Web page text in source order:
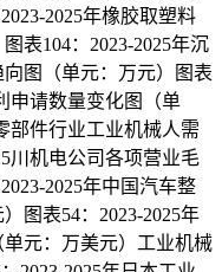
2025年橡胶取塑料
表104：2023-2025年沉
图（单元：万元）图表
申请数量变化图（单
部件行业工业机械人需
川机电公司各项营业毛
2025年中国汽车整
图表54：2023-2025年
元：万美元）工业机械